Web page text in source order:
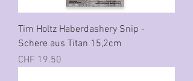
Tim Holtz Haberdashery Snip -
Schere aus Titan 15,2cm
Preis
CHF 19.50